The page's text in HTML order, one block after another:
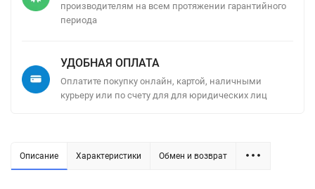
производителям на всем протяжении гарантийного
периода
УДОБНАЯ ОПЛАТА
Оплатите покупку онлайн, картой, наличными
курьеру или по счету для для юридических лиц
Описание Характеристики Обмен и возврат